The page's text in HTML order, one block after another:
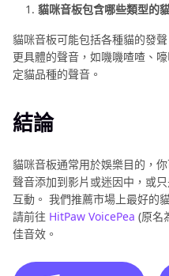
貓咪音板包含哪些類型的
貓咪音板可能包括各種貓的發
更具體的聲音，如嘰嘰喳喳、
定貓品種的聲音。
結論
貓咪音板通常用於娛樂目的，
聲音添加到影片或迷因中，或
互動。 我們推薦市場上最好的
請前往 HitPaw VoicePea (原名
佳音效。